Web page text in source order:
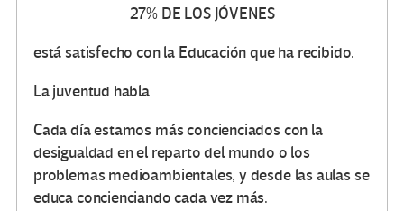
27% DE LOS JÓVENES
está satisfecho con la Educación que ha recibido.
La juventud habla
Cada día estamos más concienciados con la
desigualdad en el reparto del mundo o los
problemas medioambientales, y desde las aulas se
educa concienciando cada vez más.